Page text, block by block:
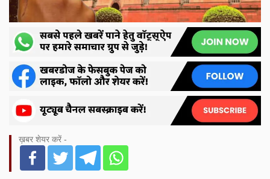
ख़बर शेयर करें -